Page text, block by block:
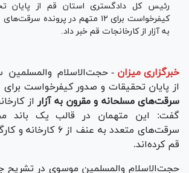
رئیس کل دادگستری استان قم از پایان
کیفرخواست برای ۱۲ متهم در پرونده
به آزار از کارخانجات قم خبر داد.
خبرگزاری میزان - حجت‌الاسلام
از پایان تحقیقات و صدور کیفرخواست برای ۱۲ متهم در
سرقت‌های مسلحانه و مقرون به آزار از
گفت: این متهمان در قالب یک باند
سرقت‌های متعدد به عنف
قم کرده‌اند.
حجت‌الاسلام والمسلمین موسوی در تشریح